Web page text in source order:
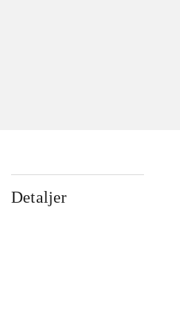
Detaljer